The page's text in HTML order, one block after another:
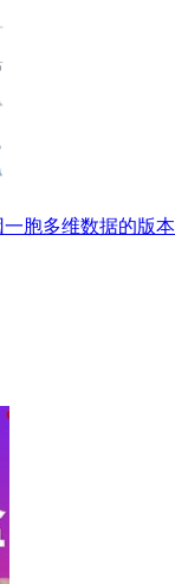
胞多维数据的版